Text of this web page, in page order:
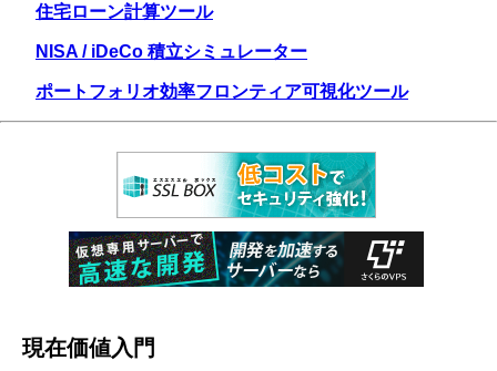
住宅ローン計算ツール
NISA / iDeCo 積立シミュレーター
ポートフォリオ効率フロンティア可視化ツール
現在価値入門